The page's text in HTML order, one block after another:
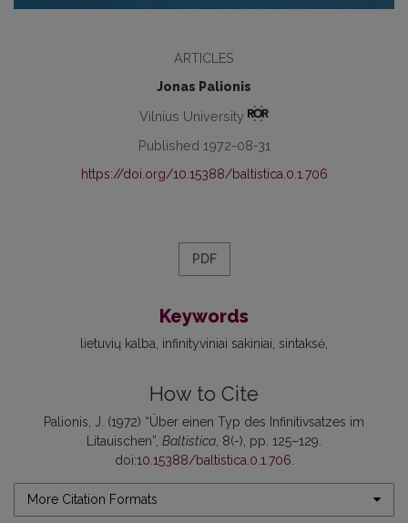
ARTICLES
Jonas Palionis
Vilnius University
Published 1972-08-31
https://doi.org/10.15388/baltistica.0.1.706
PDF
Keywords
lietuvių kalba infinityviniai sakiniai sintaksė
How to Cite
Palionis, J. (1972) “Über einen Typ des Infinitivsatzes im
Litauischen”, Baltistica , 8(-), pp. 125–129.
doi:10.15388/baltistica.0.1.706
More Citation Formats